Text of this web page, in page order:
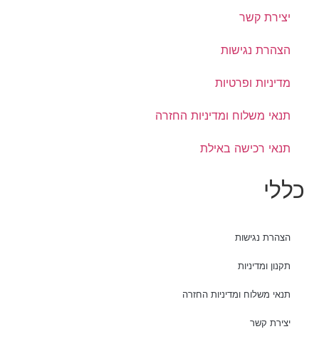
יצירת קשר
הצהרת נגישות
מדיניות ופרטיות
תנאי משלוח ומדיניות החזרה
תנאי רכישה באילת
כללי
הצהרת נגישות
תקנון ומדיניות
תנאי משלוח ומדיניות החזרה
יצירת קשר